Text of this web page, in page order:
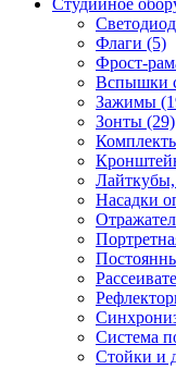
Студийное
Флаги (5)
Фрост-
Вспышки
Зажимы
Зонты (29)
Насадки
Система
Стойки и